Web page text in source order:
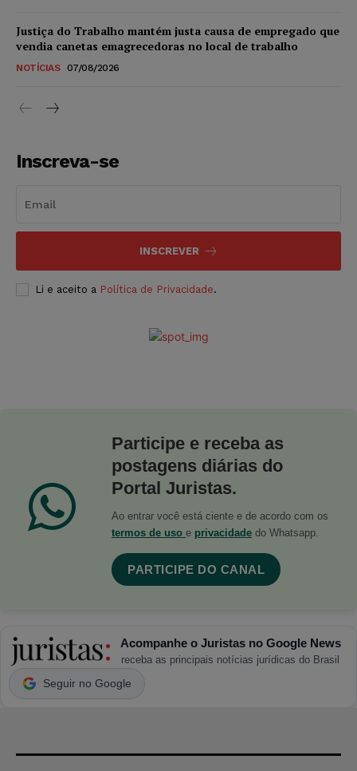
Justiça do Trabalho mantém justa causa de empregado que
vendia canetas emagrecedoras no local de trabalho
NOTÍCIAS 07/08/2026
Inscreva-se
INSCREVER
Li e aceito a Política de Privacidade.
Participe e receba as
postagens diárias do
Portal Juristas.
Ao entrar você está ciente e de acordo com os
termos de uso e privacidade do Whatsapp.
PARTICIPE DO CANAL
Acompanhe o Juristas no Google News
receba as principais notícias jurídicas do Brasil
Seguir no Google